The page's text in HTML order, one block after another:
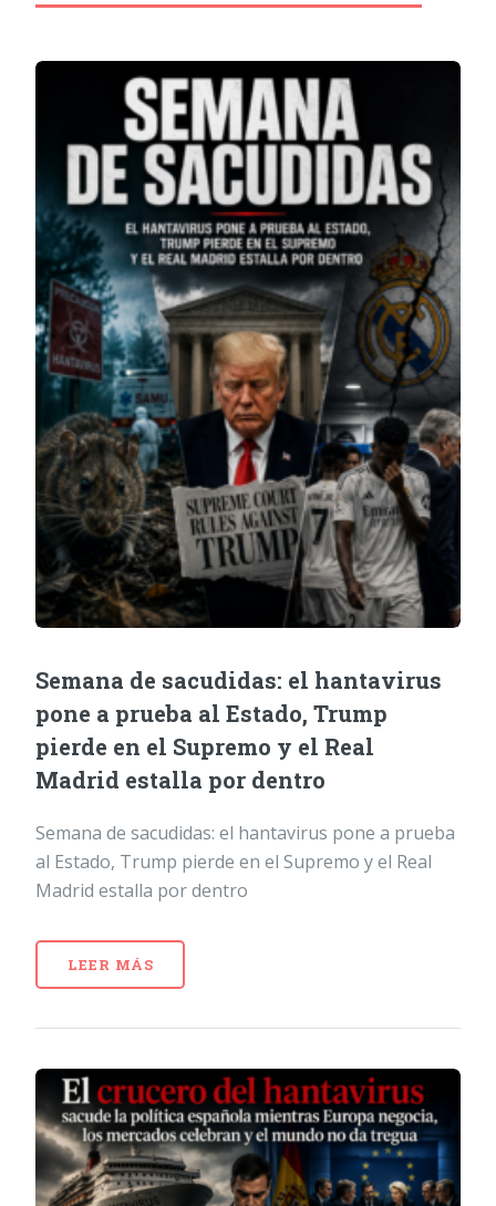
Semana de sacudidas: el hantavirus
pone a prueba al Estado, Trump
pierde en el Supremo y el Real
Madrid estalla por dentro
Semana de sacudidas: el hantavirus pone a prueba
al Estado, Trump pierde en el Supremo y el Real
Madrid estalla por dentro
LEER MÁS